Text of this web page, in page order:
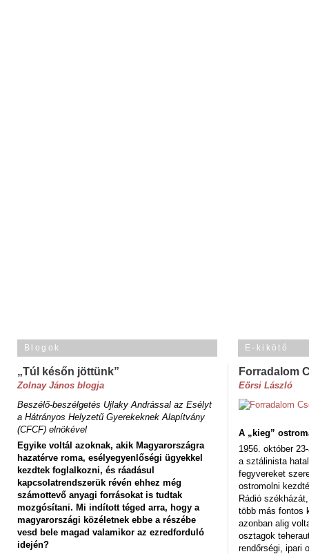
Blogok
„Túl későn jöttünk”
Zolnay János blogja
Beszélő-beszélgetés Ujlaky Andrással az Esélyt
a Hátrányos Helyzetű Gyerekeknek Alapítvány
(CFCF) elnökével
Egyike voltál azoknak, akik Magyarországra
hazatérve roma, esélyegyenlőségi ügyekkel
kezdtek foglalkozni, és ráadásul
kapcsolatrendszerük révén ehhez még
számottevő anyagi forrásokat is tudtak
mozgósítani. Mi indított téged arra, hogy a
magyarországi közéletnek ebbe a részébe
vesd bele magad valamikor az ezredforduló
idején?
E-kikötő
Forradalom
Eörsi László
A „kieg”
1956. október
a sztálinista
fegyvereket
ostromolni
Rádió
több más fontos
azonban alig
osztagok
rendőrségi, ipari